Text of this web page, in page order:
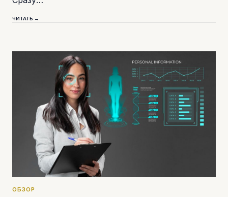
ЧИТАТЬ →
ОБЗОР